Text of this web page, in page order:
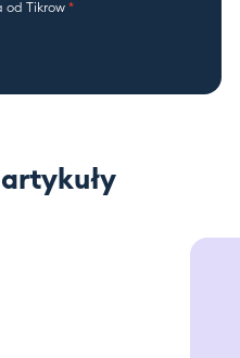
od Tikrow *
artykuły